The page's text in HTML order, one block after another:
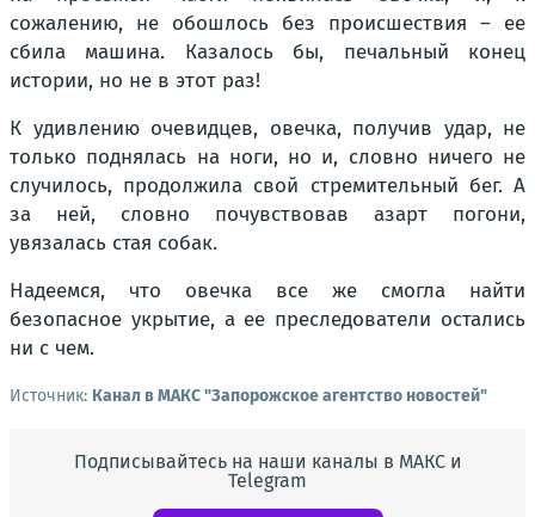
сожалению, не обошлось без происшествия – ее
сбила машина. Казалось бы, печальный конец
истории, но не в этот раз!
К удивлению очевидцев, овечка, получив удар, не
только поднялась на ноги, но и, словно ничего не
случилось, продолжила свой стремительный бег. А
за ней, словно почувствовав азарт погони,
увязалась стая собак.
Надеемся, что овечка все же смогла найти
безопасное укрытие, а ее преследователи остались
ни с чем.
Источник: Канал в МАКС "Запорожское агентство новостей"
Подписывайтесь на наши каналы в МАКС и
Telegram